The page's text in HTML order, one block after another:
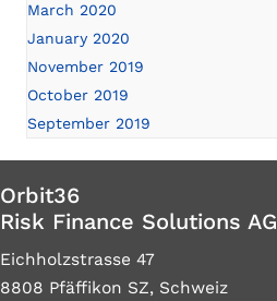
March 2020
January 2020
November 2019
October 2019
September 2019
Orbit36
Risk Finance Solutions AG
Eichholzstrasse 47
8808 Pfäffikon SZ, Schweiz